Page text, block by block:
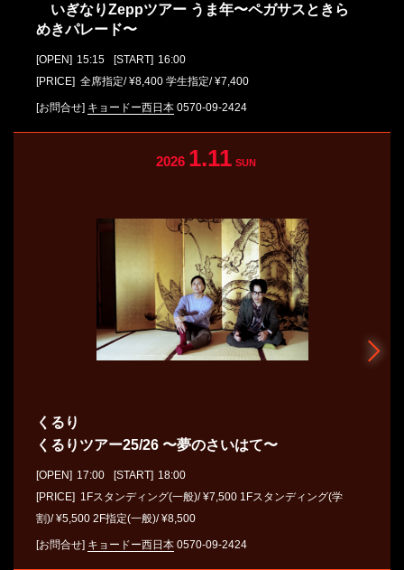
いぎなりZeppツアー うま年〜ペガサスときら
めきパレード〜
[OPEN] 15:15 [START] 16:00
[PRICE] 全席指定/ ¥8,400 学⽣指定/ ¥7,400
[お問合せ] キョードー西日本 0570-09-2424
2026 1.11 SUN
くるり
くるりツアー25/26 〜夢のさいはて〜
[OPEN] 17:00 [START] 18:00
[PRICE] 1Fスタンディング(一般)/ ¥7,500 1Fスタンディング(学
割)/ ¥5,500 2F指定(一般)/ ¥8,500
[お問合せ] キョードー⻄⽇本 0570-09-2424